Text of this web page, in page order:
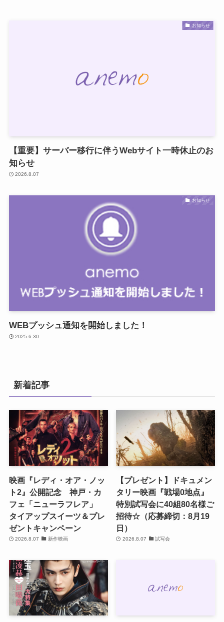
お知らせ
【重要】サーバー移行に伴うWebサイト一時休止のお
知らせ
2026.8.07
お知らせ
WEBプッシュ通知を開始しました！
2025.6.30
新着記事
映画『レディ・オア・ノッ
ト2』公開記念 神戸・カ
フェ「ニューラフレア」
タイアップスイーツ＆プレ
ゼントキャンペーン
2026.8.07 新作映画
【プレゼント】ドキュメン
タリー映画『戦場0地点』
特別試写会に40組80名様ご
招待☆（応募締切：8月19
日）
2026.8.07 試写会